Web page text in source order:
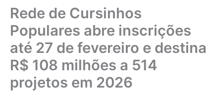
Rede de Cursinhos
Populares abre inscrições
até 27 de fevereiro e destina
R$ 108 milhões a 514
projetos em 2026